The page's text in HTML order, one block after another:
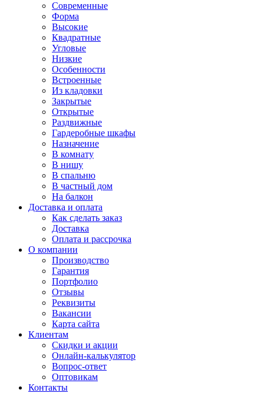
Современные
Форма
Высокие
Квадратные
Угловые
Низкие
Особенности
Встроенные
Из кладовки
Закрытые
Открытые
Раздвижные
Гардеробные шкафы
Назначение
В комнату
В нишу
В спальню
В частный дом
На балкон
Доставка и оплата
Как сделать заказ
Доставка
Оплата и рассрочка
О компании
Производство
Гарантия
Портфолио
Отзывы
Реквизиты
Вакансии
Карта сайта
Клиентам
Скидки и акции
Онлайн-калькулятор
Вопрос-ответ
Оптовикам
Контакты